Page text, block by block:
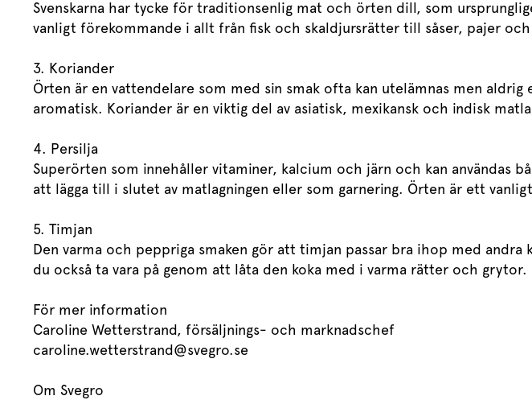
Svenskarna har tycke för traditionsenlig mat och örten dill, som
vanligt förekommande i allt från fisk och skaldjursrätter till såser, pajer
3. Koriander
Örten är en vattendelare som med sin smak ofta kan utelämnas men
aromatisk. Koriander är en viktig del av asiatisk, mexikansk och indisk
4. Persilja
Superörten som innehåller vitaminer, kalcium och järn och kan användas
att lägga till i slutet av matlagningen eller som garnering. Örten är ett
5. Timjan
Den varma och peppriga smaken gör att timjan passar bra ihop med
du också ta vara på genom att låta den koka med i varma rätter och grytor.
För mer information
Caroline Wetterstrand, försäljnings- och marknadschef
caroline.wetterstrand@svegro.se
Om Svegro